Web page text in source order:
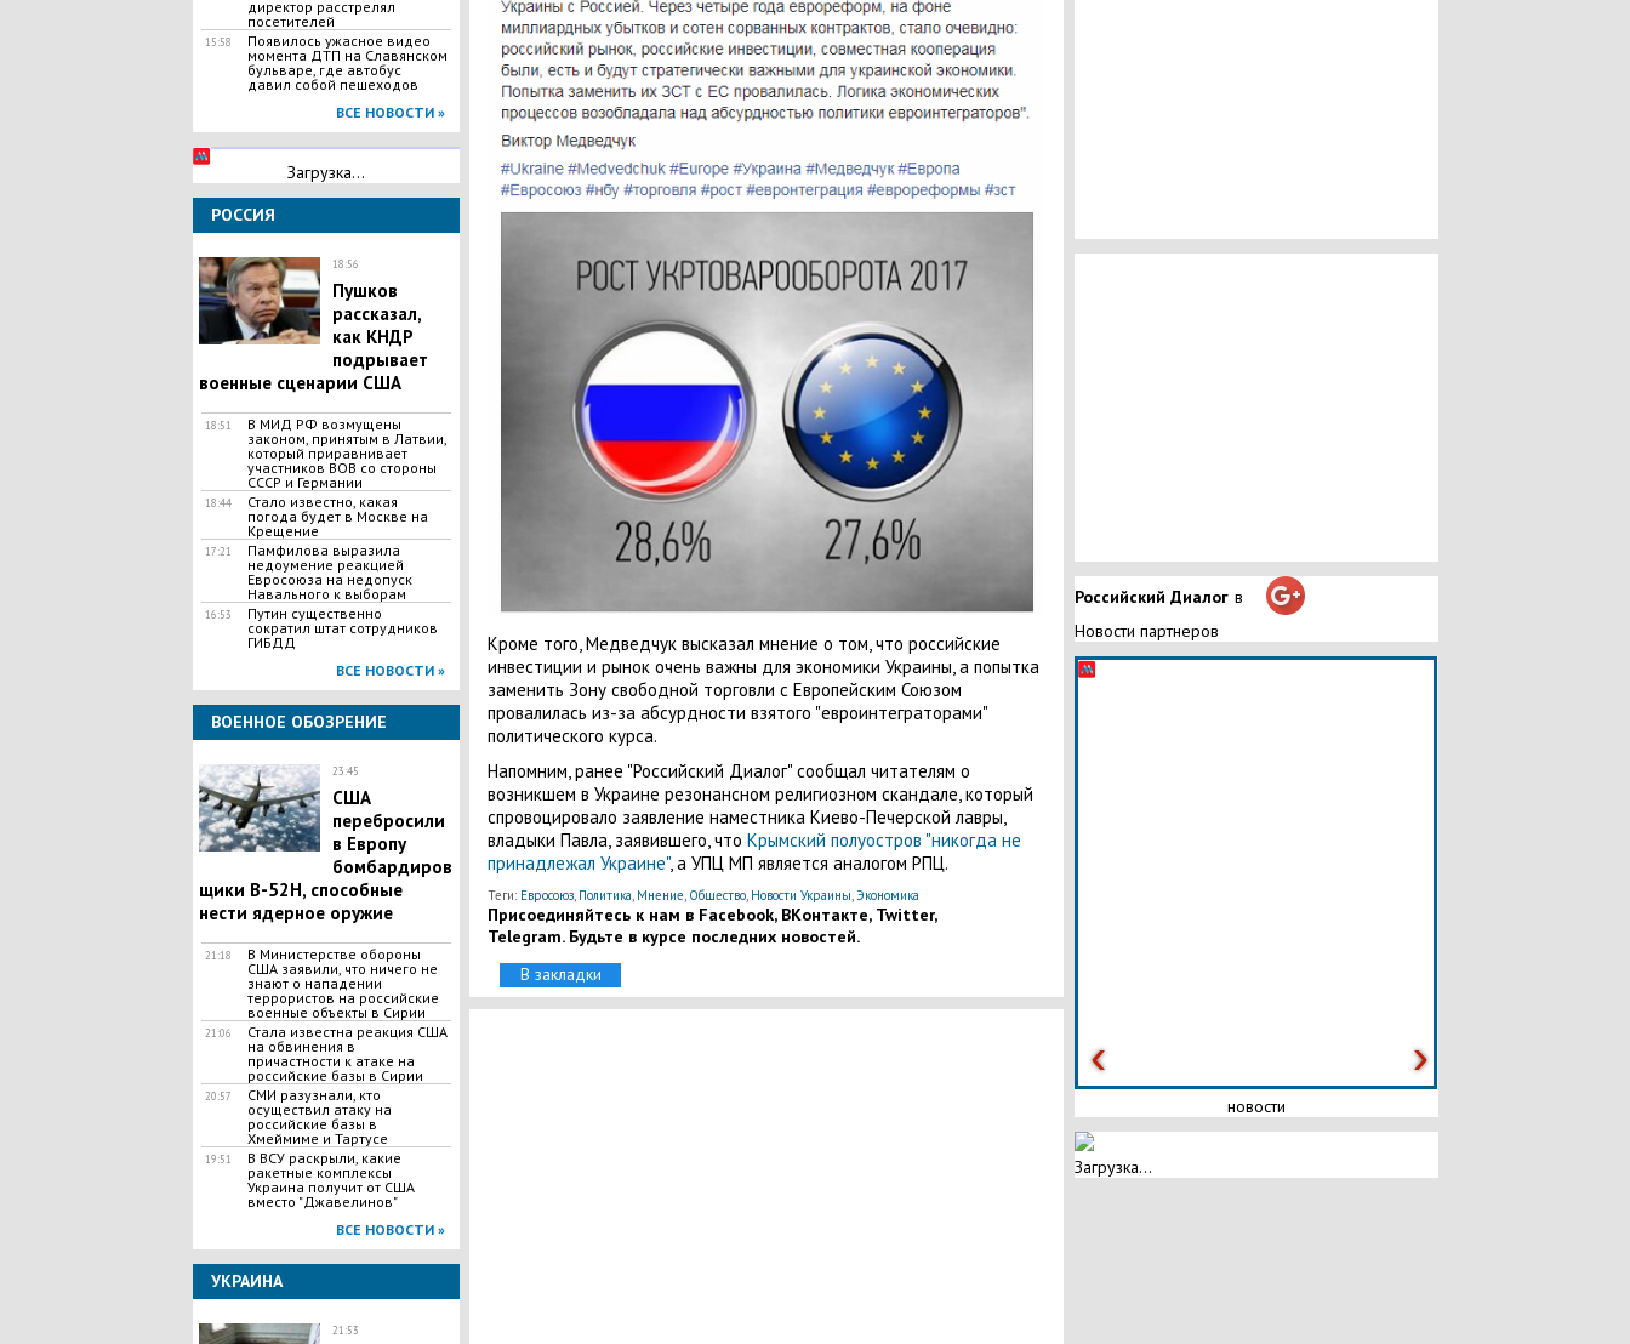
директор расстрелял
посетителей
15:58
Появилось ужасное видео
момента ДТП на Славянском
бульваре, где автобус
давил собой пешеходов
ВСЕ НОВОСТИ »
Загрузка...
РОССИЯ
18:56
Пушков
рассказал,
как КНДР
подрывает
военные сценарии США
18:51
В МИД РФ возмущены
законом, принятым в Латвии,
который приравнивает
участников ВОВ со стороны
СССР и Германии
18:44
Стало известно, какая
погода будет в Москве на
Крещение
17:21
Памфилова выразила
недоумение реакцией
Евросоюза на недопуск
Навального к выборам
16:53
Путин существенно
сократил штат сотрудников
ГИБДД
ВСЕ НОВОСТИ »
ВОЕННОЕ ОБОЗРЕНИЕ
23:45
США
перебросили
в Европу
бомбардиров
щики B-52H, способные
нести ядерное оружие
21:18
В Министерстве обороны
США заявили, что ничего не
знают о нападении
террористов на российские
военные объекты в Сирии
21:06
Стала известна реакция США
на обвинения в
причастности к атаке на
российские базы в Сирии
20:57
СМИ разузнали, кто
осуществил атаку на
российские базы в
Хмеймиме и Тартусе
19:51
В ВСУ раскрыли, какие
ракетные комплексы
Украина получит от США
вместо "Джавелинов"
ВСЕ НОВОСТИ »
УКРАИНА
21:53
Кроме того, Медведчук высказал мнение о том, что российские
инвестиции и рынок очень важны для экономики Украины, а попытка
заменить Зону свободной торговли с Европейским Союзом
провалилась из-за абсурдности взятого "евроинтеграторами"
политического курса.
Напомним, ранее "Российский Диалог" сообщал читателям о
возникшем в Украине резонансном религиозном скандале, который
спровоцировало заявление наместника Киево-Печерской лавры,
владыки Павла, заявившего, что Крымский полуостров "никогда не
принадлежал Украине", а УПЦ МП является аналогом РПЦ.
Теги: Евросоюз, Политика Мнение Общество, Новости Украины Экономика
Присоединяйтесь к нам в Facebook, ВКонтакте, Twitter,
Telegram. Будьте в курсе последних новостей.
В закладки
Российский Диалог в
Новости партнеров
новости
Загрузка...